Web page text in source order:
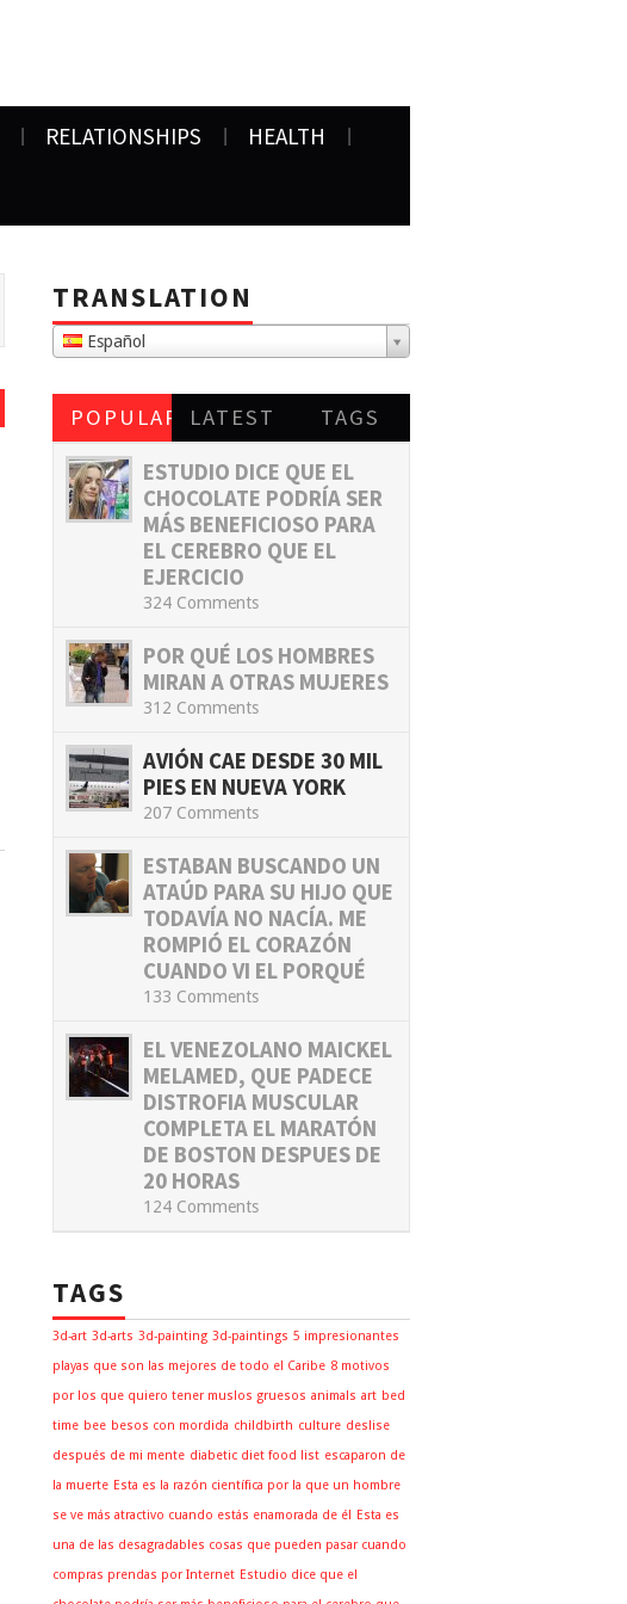
RELATIONSHIPS HEALTH
TRANSLATION
Español
POPULAR LATEST
TAGS
ESTUDIO DICE QUE EL
CHOCOLATE PODRÍA SER
MÁS BENEFICIOSO PARA
EL CEREBRO QUE EL
EJERCICIO
324 Comments
POR QUÉ LOS HOMBRES
MIRAN A OTRAS MUJERES
312 Comments
AVIÓN CAE DESDE 30 MIL
PIES EN NUEVA YORK
207 Comments
ESTABAN BUSCANDO UN
ATAÚD PARA SU HIJO QUE
TODAVÍA NO NACÍA. ME
ROMPIÓ EL CORAZÓN
CUANDO VI EL PORQUÉ
133 Comments
EL VENEZOLANO MAICKEL
MELAMED, QUE PADECE
DISTROFIA MUSCULAR
COMPLETA EL MARATÓN
DE BOSTON DESPUES DE
20 HORAS
124 Comments
TAGS
3d-art 3d-arts 3d-painting 3d-paintings 5 impresionantes
playas que son las mejores de todo el Caribe 8 motivos
por los que quiero tener muslos gruesos animals art bed
time bee besos con mordida childbirth culture deslise
después de mi mente diabetic diet food list escaparon de
la muerte Esta es la razón científica por la que un hombre
se ve más atractivo cuando estás enamorada de él Esta es
una de las desagradables cosas que pueden pasar cuando
compras prendas por Internet Estudio dice que el